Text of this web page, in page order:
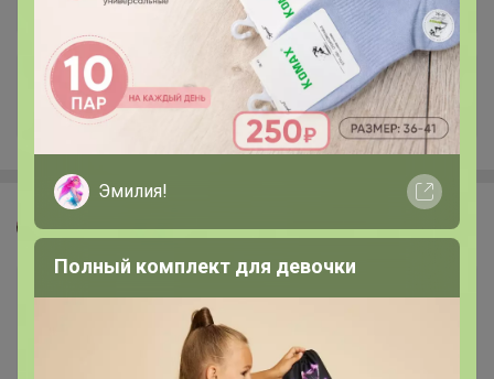
+38
Красинтия
Эмилия!
Полный комплект для девочки